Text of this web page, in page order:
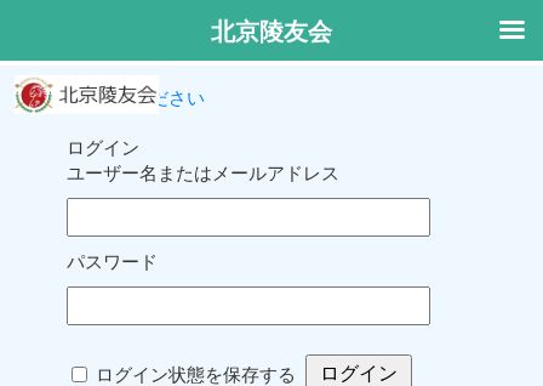
ログインしてください
ログイン
ユーザー名またはメールアドレス
パスワード
ログイン状態を保存する
北京陵友会